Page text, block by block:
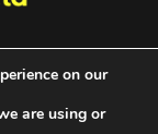
on our
are using or